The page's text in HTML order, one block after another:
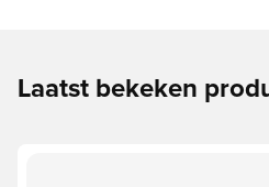
Laatst bekeken